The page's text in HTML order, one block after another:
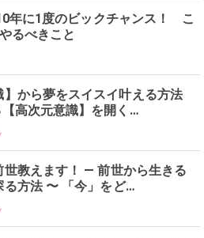
年に1度のビックチャンス！ こ
るべきこと
】から夢をスイスイ叶える方法
高次元意識】を開く…
世教えます！ — 前世から生きる
る方法 〜 「今」をど…